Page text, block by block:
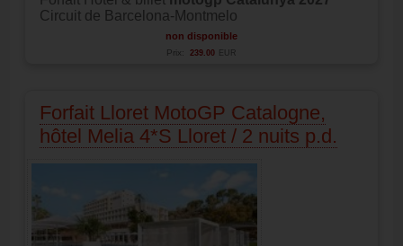
Circuit de Barcelona-Montmelo
non disponible
Prix: 239.00 EUR
Forfait Lloret MotoGP Catalogne,
hôtel Melia 4*S Lloret / 2 nuits p.d.